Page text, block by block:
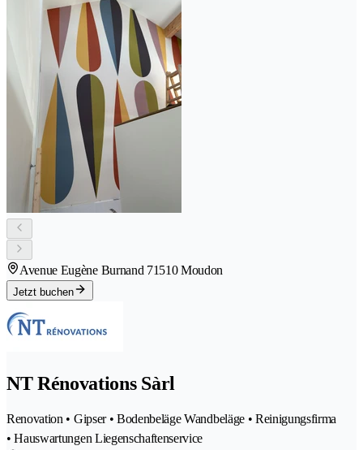
Avenue Eugène Burnand 71510 Moudon
Jetzt buchen
NT Rénovations Sàrl
Renovation • Gipser • Bodenbeläge Wandbeläge • Reinigungsfirma
• Hauswartungen Liegenschaftenservice